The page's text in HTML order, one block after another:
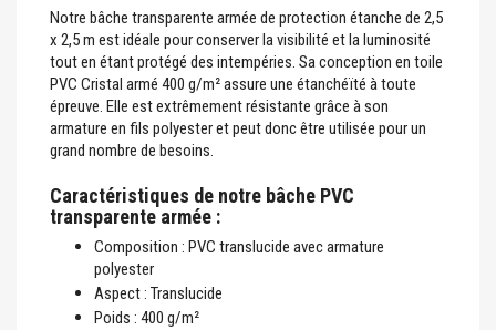
Notre bâche transparente armée de protection étanche de 2,5
x 2,5 m est idéale pour conserver la visibilité et la luminosité
tout en étant protégé des intempéries. Sa conception en toile
PVC Cristal armé 400 g/m² assure une étanchéïté à toute
épreuve. Elle est extrêmement résistante grâce à son
armature en fils polyester et peut donc être utilisée pour un
grand nombre de besoins.
Caractéristiques de notre bâche PVC
transparente armée :
Composition : PVC translucide avec armature
polyester
Aspect : Translucide
Poids : 400 g/m²